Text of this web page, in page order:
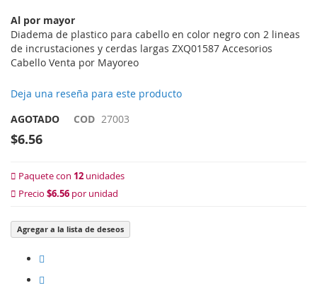
imágenes
Al por mayor
Diadema de plastico para cabello en color negro con 2 lineas
de incrustaciones y cerdas largas ZXQ01587 Accesorios
Cabello Venta por Mayoreo
Deja una reseña para este producto
AGOTADO
COD 27003
$6.56
Paquete con 12 unidades
Precio $6.56 por unidad
Agregar a la lista de deseos